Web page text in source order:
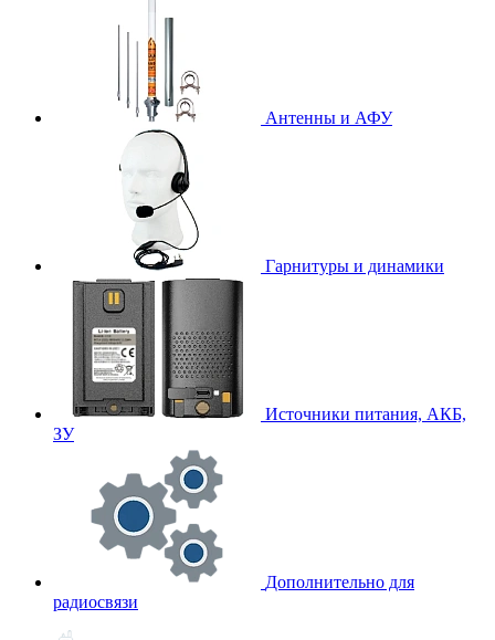
Антенны и АФУ
Гарнитуры и динамики
Источники питания, АКБ,
ЗУ
Дополнительно для
радиосвязи